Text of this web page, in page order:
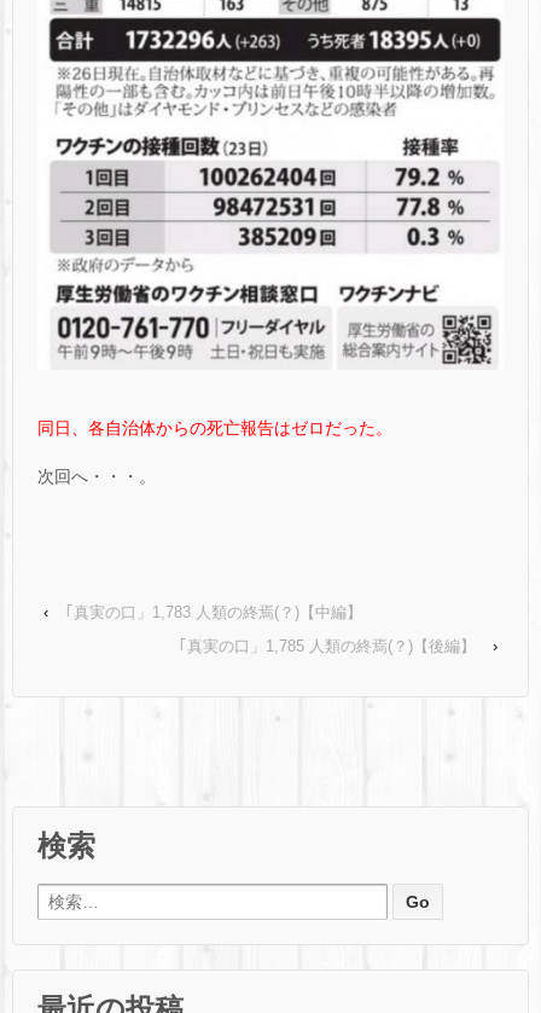
同日、各自治体からの死亡報告はゼロだった。
次回へ・・・。
‹
｢真実の口」1,783 人類の終焉(？)【中編】
｢真実の口」1,785 人類の終焉(？)【後編】
›
検索
検索: